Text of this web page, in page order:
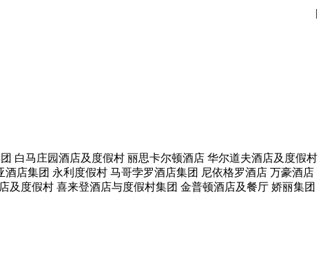
|
白马庄园酒店及度假村 丽思卡尔顿酒店 华尔道夫酒店及度假村
酒店集团 永利度假村 马哥孛罗酒店集团 尼依格罗酒店 万豪酒店
及度假村 喜来登酒店与度假村集团 金普顿酒店及餐厅 娇丽集团